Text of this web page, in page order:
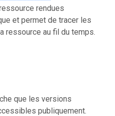
rendues
et permet de tracer les
ressource au fil du temps.
que les versions
publiquement.